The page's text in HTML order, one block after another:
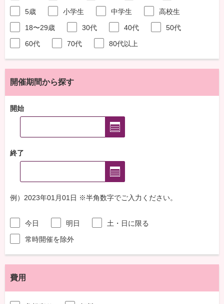
5歳
小学生 中学生
高校生
18〜29歳
30代 40代
50代
60代
70代 80代以上
開催期間から探す
開始
終了
例）2023年01月01日 ※半角数字でご入力ください。
今日 明日
土・日に限る
常時開催を除外
費用